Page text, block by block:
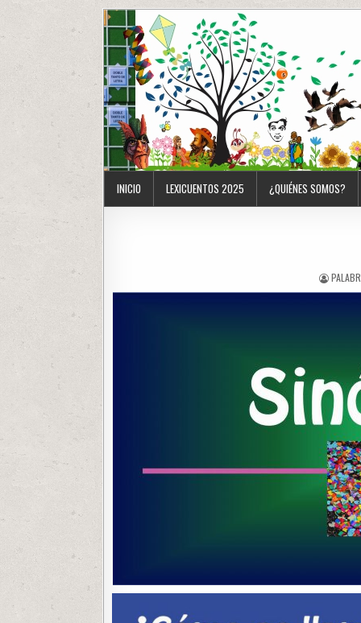
INICIO LEXICUENTOS 2025 ¿QUIÉNES SOMOS?